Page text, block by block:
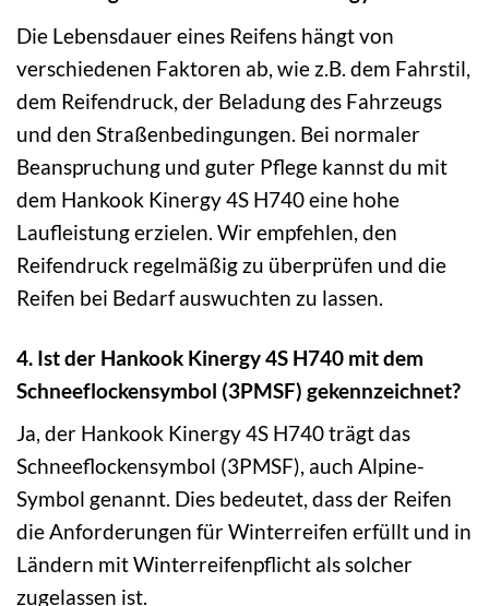
Die Lebensdauer eines Reifens hängt von
verschiedenen Faktoren ab, wie z.B. dem Fahrstil,
dem Reifendruck, der Beladung des Fahrzeugs
und den Straßenbedingungen. Bei normaler
Beanspruchung und guter Pflege kannst du mit
dem Hankook Kinergy 4S H740 eine hohe
Laufleistung erzielen. Wir empfehlen, den
Reifendruck regelmäßig zu überprüfen und die
Reifen bei Bedarf auswuchten zu lassen.
4. Ist der Hankook Kinergy 4S H740 mit dem
Schneeflockensymbol (3PMSF) gekennzeichnet?
Ja, der Hankook Kinergy 4S H740 trägt das
Schneeflockensymbol (3PMSF), auch Alpine-
Symbol genannt. Dies bedeutet, dass der Reifen
die Anforderungen für Winterreifen erfüllt und in
Ländern mit Winterreifenpflicht als solcher
zugelassen ist.